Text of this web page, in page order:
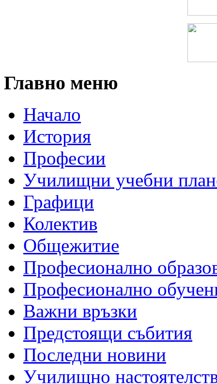
Главно меню
Начало
История
Професии
Училищни учебни
Графици
Колектив
Общежитие
Професионално
Професионално
Важни връзки
Предстоящи събития
Последни новини
Училищно